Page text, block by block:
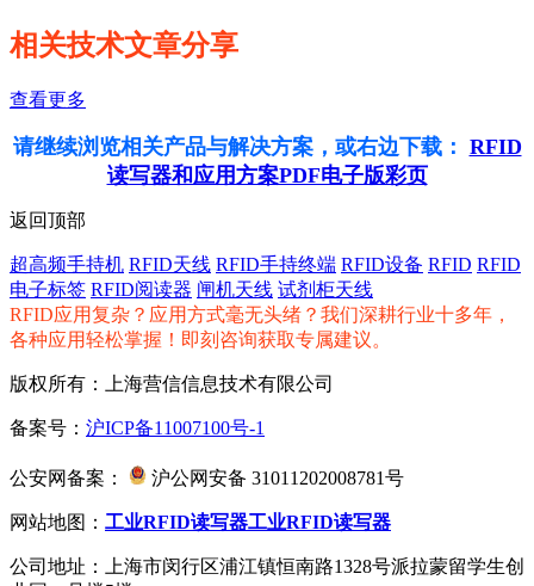
相关技术文章分享
查看更多
请继续浏览相关产品与解决方案，或右边下载： RFID
读写器和应用方案PDF电子版彩页
返回顶部
超高频手持机 RFID天线 RFID手持终端 RFID设备 RFID RFID
电子标签 RFID阅读器 闸机天线 试剂柜天线
RFID应用复杂？应用方式毫无头绪？我们深耕行业十多年，
各种应用轻松掌握！即刻咨询获取专属建议。
版权所有：上海营信信息技术有限公司
备案号： 沪ICP备11007100号-1
公安网备案： 沪公网安备 31011202008781号
网站地图： 工业RFID读写器工业RFID读写器
公司地址：上海市闵行区浦江镇恒南路1328号派拉蒙留学生创